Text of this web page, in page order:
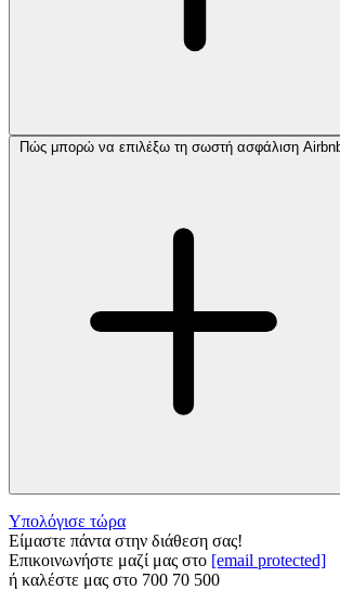
Πώς μπορώ να επιλέξω τη σωστή ασφάλιση
Υπολόγισε τώρα
Είμαστε πάντα στην διάθεση σας!
Επικοινωνήστε μαζί μας στο [email protected]
ή καλέστε μας στο 700 70 500